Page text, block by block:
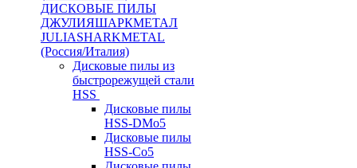
ДИСКОВЫЕ ПИЛЫ
ДЖУЛИЯШАРКМЕТАЛ
JULIASHARKMETAL
(Россия/Италия)
Дисковые пилы из
быстрорежущей стали
HSS
Дисковые пилы
HSS-DMo5
Дисковые пилы
HSS-Co5